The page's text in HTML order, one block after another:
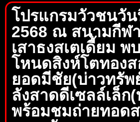
โปรแกรมวัวชนวัน
2568 ณ สนามกีฬ
เสาธงสเตเดี้ยม พ
โหนดสิงห์โตทองส
ยอดมีชัย(บ่าวทรัพ
ลังสาดดีเซลล์เล็ก(
พร้อมชมถ่ายทอด